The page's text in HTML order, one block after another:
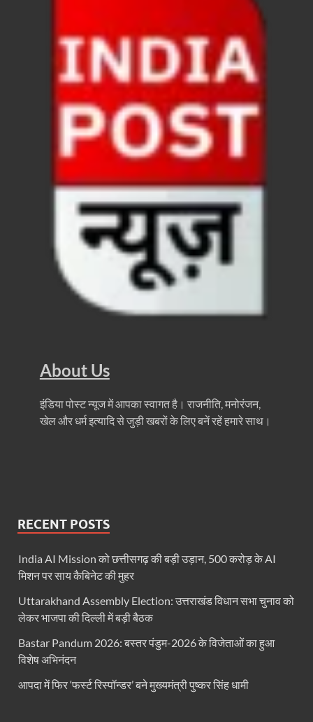
Bharat Parva: बुधवार शाम 5 बजे से उत्तर प्रदेश की
Shri Ram Janam Bhumi Trust: 25 नवंबर को मंदिर पर
Bundelkhand News: नए साल में बुंदेलखंड की तीन बड़ी
Uttarakhand News: मुख्यमंत्री धामी ने जनता मिलन
Maa Pateshwari Balrampur: आदिशक्ति मां पाटेश्वरी
PM Modi Varanasi Visit: वाराणसी में प्रबुद्धजनों से
Banaras Khajuraho Vande Bharat: प्रधानमंत्री 8
Dev Deepawali Varanasi: नमो घाट पर सीएम योगी
Om Prakash Rajbhar Bihar Election: बदलाव की
Uttarakhand Day: उत्तराखण्ड विधानसभा बनी देश की
Uttarakhand Foundation Day: प्रदेश की सवा करोड़
CM Vishnu Deo Sai on Bike: जब मुख्यमंत्री विष्णुदेव
PM Modi Raipur Speech: अब बस्तर में डर नहीं, विकास
PM Modi Ki Dil Ki Baat: PM मोदी ने किससे की दिल
Chhattisgarh Vidhan Sabha: छत्तीसगढ़ विधानसभा
About Us
इंडिया पोस्ट न्यूज में आपका स्वागत है। राजनीति, मनोरंजन,
खेल और धर्म इत्यादि से जुड़ी खबरों के लिए बनें रहें हमारे साथ।
RECENT POSTS
India AI Mission को छत्तीसगढ़ की बड़ी उड़ान, 500 करोड़ के AI
मिशन पर साय कैबिनेट की मुहर
Uttarakhand Assembly Election: उत्तराखंड विधान सभा चुनाव को
लेकर भाजपा की दिल्ली में बड़ी बैठक
Bastar Pandum 2026: बस्तर पंडुम-2026 के विजेताओं का हुआ
विशेष अभिनंदन
आपदा में फिर ‘फर्स्ट रिस्पॉन्डर’ बने मुख्यमंत्री पुष्कर सिंह धामी